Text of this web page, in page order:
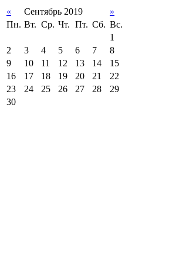
« Сентябрь 2019
»
Пн. Вт. Ср. Чт. Пт. Сб. Вс.
1
2
3 4 5 6 7
8
9
10 11 12 13 14
15
16
17 18 19 20 21
22
23
24 25 26 27 28
29
30